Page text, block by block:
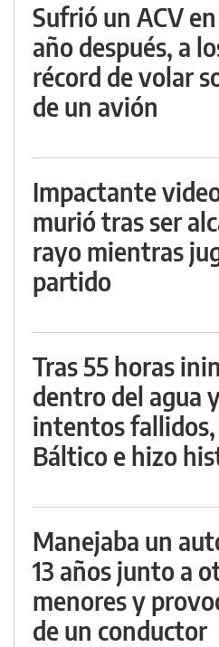
Sufrió un ACV
año después, a
récord de volar
de un avión
Impactante
murió tras ser
rayo mientras
partido
Tras 55 horas
dentro del agua
intentos fallidos,
Báltico e hizo
Manejaba un
13 años junto a
menores y
de un conductor